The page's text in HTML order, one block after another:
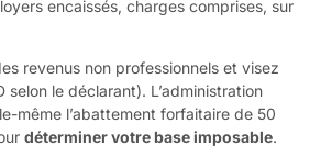
encaissés, charges comprises, sur
revenus non professionnels et visez
selon le déclarant). L’administration
même l’abattement forfaitaire de 50
déterminer votre base imposable.